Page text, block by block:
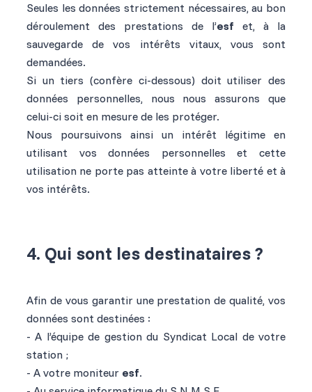
Seules les données strictement nécessaires, au bon
déroulement des prestations de l’esf et, à la
sauvegarde de vos intérêts vitaux, vous sont
demandées.
Si un tiers (confère ci-dessous) doit utiliser des
données personnelles, nous nous assurons que
celui-ci soit en mesure de les protéger.
Nous poursuivons ainsi un intérêt légitime en
utilisant vos données personnelles et cette
utilisation ne porte pas atteinte à votre liberté et à
vos intérêts.
4. Qui sont les destinataires ?
Afin de vous garantir une prestation de qualité, vos
données sont destinées :
- A l’équipe de gestion du Syndicat Local de votre
station ;
- A votre moniteur esf.